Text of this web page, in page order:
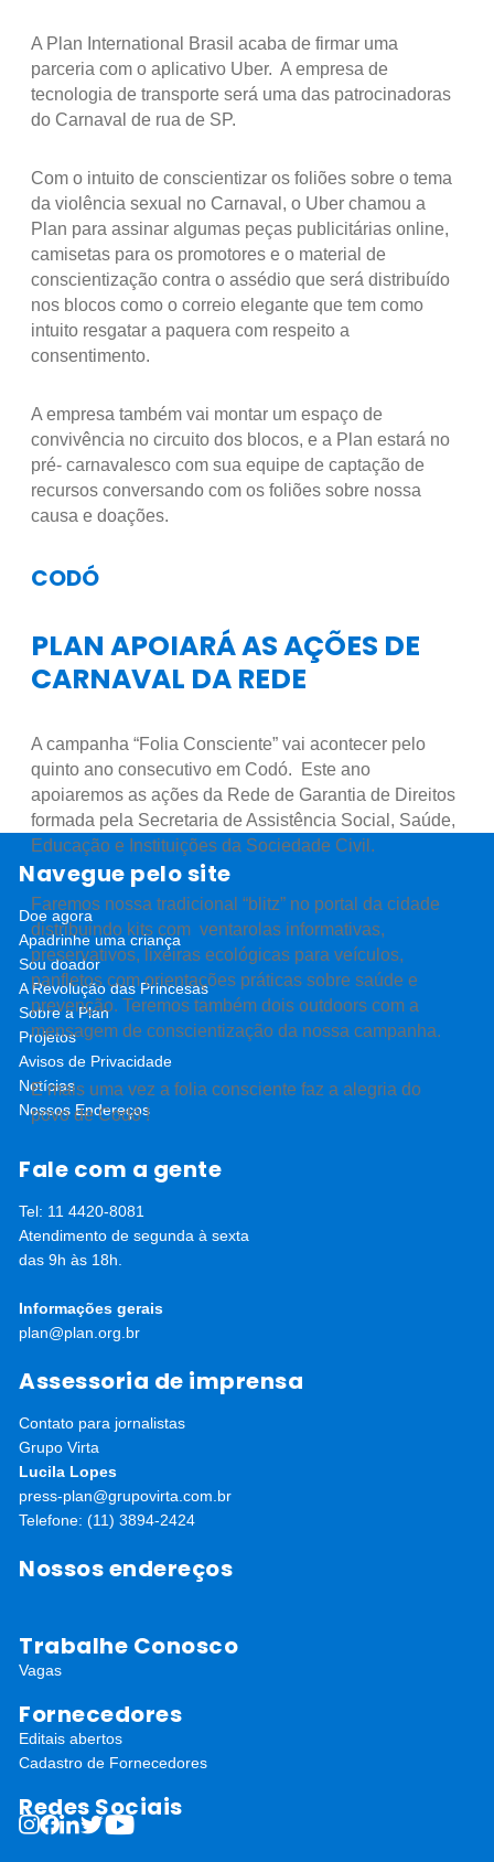
A Plan International Brasil acaba de firmar uma
parceria com o aplicativo Uber. A empresa de
tecnologia de transporte será uma das patrocinadoras
do Carnaval de rua de SP.
Com o intuito de conscientizar os foliões sobre o tema
da violência sexual no Carnaval, o Uber chamou a
Plan para assinar algumas peças publicitárias online,
camisetas para os promotores e o material de
conscientização contra o assédio que será distribuído
nos blocos como o correio elegante que tem como
intuito resgatar a paquera com respeito a
consentimento.
A empresa também vai montar um espaço de
convivência no circuito dos blocos, e a Plan estará no
pré- carnavalesco com sua equipe de captação de
recursos conversando com os foliões sobre nossa
causa e doações.
CODÓ
PLAN APOIARÁ AS AÇÕES DE
CARNAVAL DA REDE
A campanha “Folia Consciente” vai acontecer pelo
quinto ano consecutivo em Codó. Este ano
apoiaremos as ações da Rede de Garantia de Direitos
formada pela Secretaria de Assistência Social, Saúde,
Educação e Instituições da Sociedade Civil.
Faremos nossa tradicional “blitz” no portal da cidade
distribuindo kits com ventarolas informativas,
preservativos, lixeiras ecológicas para veículos,
panfletos com orientações práticas sobre saúde e
prevenção. Teremos também dois outdoors com a
mensagem de conscientização da nossa campanha.
E mais uma vez a folia consciente faz a alegria do
povo de Codó !
Navegue pelo site
Doe agora
Apadrinhe uma criança
Sou doador
A Revolução das Princesas
Sobre a Plan
Projetos
Avisos de Privacidade
Notícias
Nossos Endereços
Fale com a gente
Tel: 11 4420-8081
Atendimento de segunda à sexta
das 9h às 18h.
Informações gerais
plan@plan.org.br
Assessoria de imprensa
Contato para jornalistas
Grupo Virta
Lucila Lopes
press-plan@grupovirta.com.br
Telefone: (11) 3894-2424
Nossos endereços
Trabalhe Conosco
Vagas
Fornecedores
Editais abertos
Cadastro de Fornecedores
Redes Sociais